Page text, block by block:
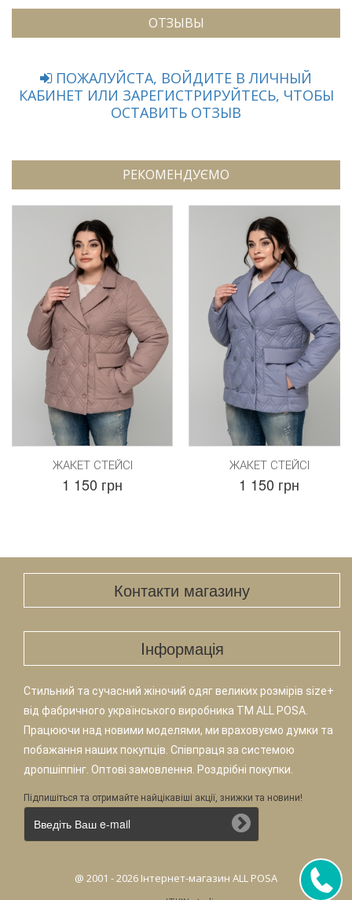
ОТЗЫВЫ
ПОЖАЛУЙСТА, ВОЙДИТЕ В ЛИЧНЫЙ
КАБИНЕТ ИЛИ ЗАРЕГИСТРИРУЙТЕСЬ, ЧТОБЫ
ОСТАВИТЬ ОТЗЫВ
РЕКОМЕНДУЄМО
ЖАКЕТ СТЕЙСІ
1 150 грн
ЖАКЕТ СТЕЙСІ
1 150 грн
Контакти магазину
Iнформація
Стильний та сучасний жіночий одяг великих розмірів size+
від фабричного українського виробника TM ALL POSA.
Працюючи над новими моделями, ми враховуємо думки та
побажання наших покупців. Співпраця за системою
дропшіппінг. Оптові замовлення. Роздрібні покупки.
Підпишіться та отримайте найцікавіші акції, знижки та новини!
@ 2001 - 2026 Інтернет-магазин ALL POSA